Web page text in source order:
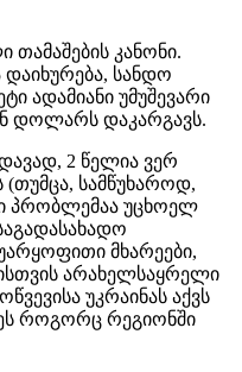
თამაშების კანონი.
დაიხურება, სანდო
ადამიანი უმუშევარი
დოლარს დაკარგავს.
2 წელია ვერ
სამწუხაროდ,
პრობლემაა უცხოელ
მხარეები,
არახელსაყრელი
უკრაინას აქვს
როგორც რეგიონში